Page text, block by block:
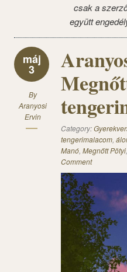
csak a
együtt
máj
3
By
Aranyosi
Ervin
Category:
tengerimalacom,
Manó, Megnőtt Pötyi,
Comment